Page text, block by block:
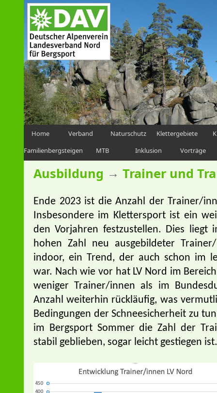
Home Verband Naturschutz Klettergebiete
Familienbergsteigen
MTB Inklusion Vorträge
Ausbildung → Trainer und
Ende 2023 ist die Anzahl der Trainer/
Insbesondere im Klettersport ist ein
den Vorjahren festzustellen. Dies liegt
hohen Zahl neu ausgebildeter
indoor, ein Trend, der auch schon im
war. Nach wie vor hat LV Nord im
weniger Trainer/innen als im
Anzahl weiterhin rückläufig, was
Bedingungen der Schneesicherheit zu
im Bergsport Sommer die Zahl der
stabil geblieben, sogar leicht gestiegen ist.